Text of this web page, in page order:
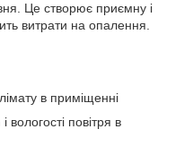
Це створює приємну і
витрати на опалення.
в приміщенні
повітря в